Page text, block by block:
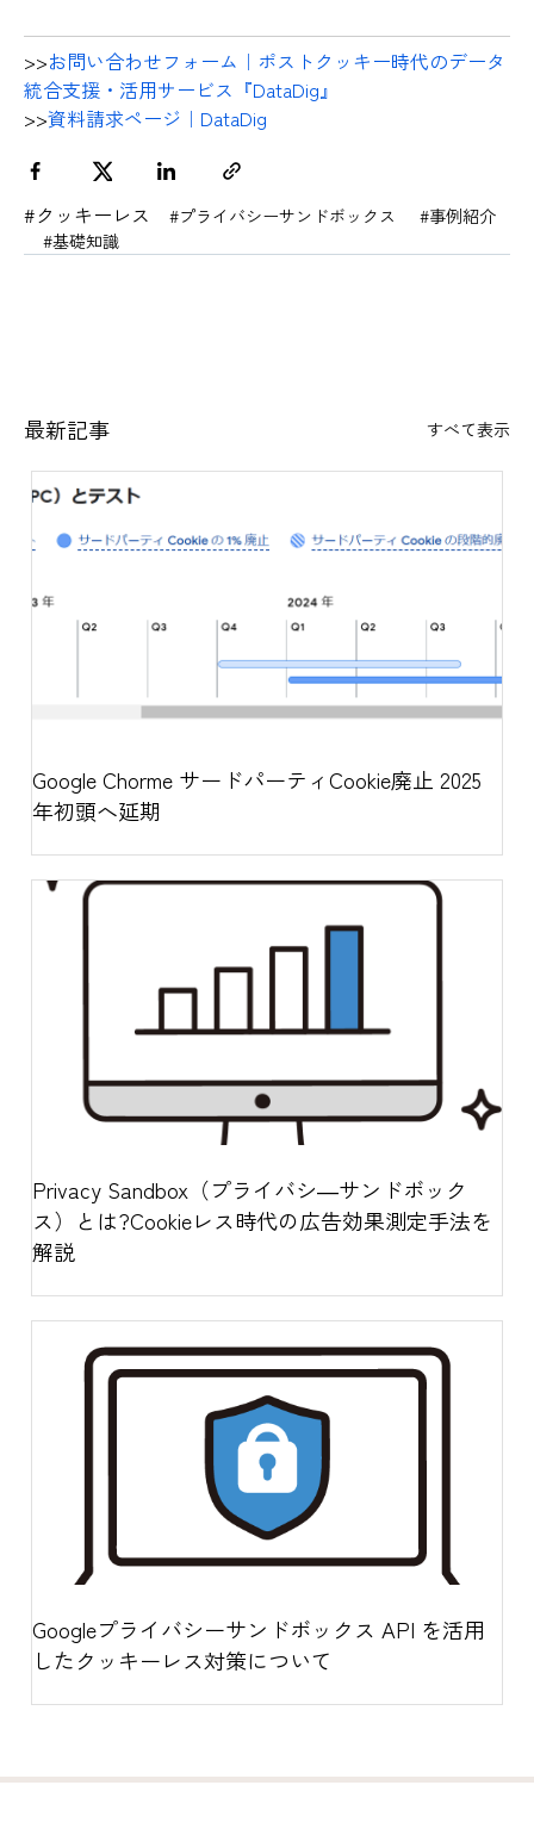
>>お問い合わせフォーム｜ポストクッキー時代のデータ
統合支援・活用サービス『DataDig』
>>資料請求ページ｜DataDig
#クッキーレス #プライバシーサンドボックス
#事例紹介
#基礎知識
最新記事 すべて表示
Google Chorme サードパーティCookie廃止 2025
年初頭へ延期
Privacy Sandbox（プライバシ―サンドボック
ス）とは?Cookieレス時代の広告効果測定手法を
解説
Googleプライバシーサンドボックス API を活用
したクッキーレス対策について